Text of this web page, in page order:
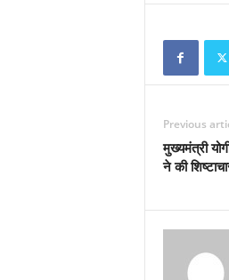
Previous
मुख्यमंत्री
ने की